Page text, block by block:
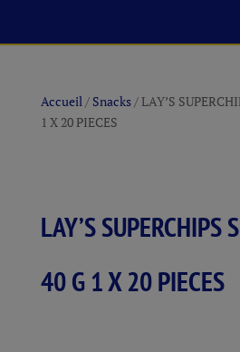
Accueil/ Snacks/ LAY’S
1 X 20 PIECES
LAY’S SUPERCHIPS
40 G 1 X 20 PIECES